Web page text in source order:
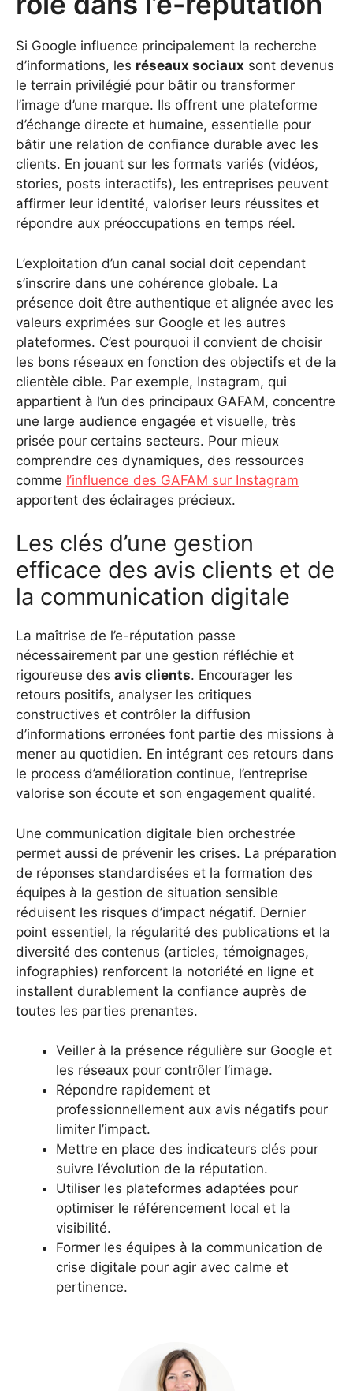
Si Google influence principalement la recherche
d’informations, les réseaux sociaux sont devenus
le terrain privilégié pour bâtir ou transformer
l’image d’une marque. Ils offrent une plateforme
d’échange directe et humaine, essentielle pour
bâtir une relation de confiance durable avec les
clients. En jouant sur les formats variés (vidéos,
stories, posts interactifs), les entreprises peuvent
affirmer leur identité, valoriser leurs réussites et
répondre aux préoccupations en temps réel.
L’exploitation d’un canal social doit cependant
s’inscrire dans une cohérence globale. La
présence doit être authentique et alignée avec les
valeurs exprimées sur Google et les autres
plateformes. C’est pourquoi il convient de choisir
les bons réseaux en fonction des objectifs et de la
clientèle cible. Par exemple, Instagram, qui
appartient à l’un des principaux GAFAM, concentre
une large audience engagée et visuelle, très
prisée pour certains secteurs. Pour mieux
comprendre ces dynamiques, des ressources
comme l’influence des GAFAM sur Instagram
apportent des éclairages précieux.
Les clés d’une gestion
efficace des avis clients et de
la communication digitale
La maîtrise de l’e-réputation passe
nécessairement par une gestion réfléchie et
rigoureuse des avis clients. Encourager les
retours positifs, analyser les critiques
constructives et contrôler la diffusion
d’informations erronées font partie des missions à
mener au quotidien. En intégrant ces retours dans
le process d’amélioration continue, l’entreprise
valorise son écoute et son engagement qualité.
Une communication digitale bien orchestrée
permet aussi de prévenir les crises. La préparation
de réponses standardisées et la formation des
équipes à la gestion de situation sensible
réduisent les risques d’impact négatif. Dernier
point essentiel, la régularité des publications et la
diversité des contenus (articles, témoignages,
infographies) renforcent la notoriété en ligne et
installent durablement la confiance auprès de
toutes les parties prenantes.
Veiller à la présence régulière sur Google et
les réseaux pour contrôler l’image.
Répondre rapidement et
professionnellement aux avis négatifs pour
limiter l’impact.
Mettre en place des indicateurs clés pour
suivre l’évolution de la réputation.
Utiliser les plateformes adaptées pour
optimiser le référencement local et la
visibilité.
Former les équipes à la communication de
crise digitale pour agir avec calme et
pertinence.